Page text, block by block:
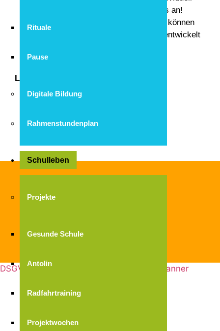
Rituale
Pause
Digitale Bildung
Rahmenstundenplan
Schulleben
Projekte
Gesunde Schule
Antolin
Radfahrtraining
Projektwochen
ganz verschieden. Sprechen Sie uns an!
Gemeinsam mit den Klassenlehrern können
für zuhause entwickelt
Links
www.eltern-abc.info
Impressum
DSGVO Cookie Consent mit Real Cookie Banner